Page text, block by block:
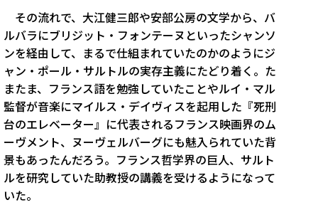
その流れで、大江健三郎や安部公房の文学から、バ
ルバラにブリジット・フォンテーヌといったシャンソ
ンを経由して、まるで仕組まれていたのかのようにジ
ャン・ポール・サルトルの実存主義にたどり着く。た
またま、フランス語を勉強していたことやルイ・マル
監督が音楽にマイルス・デイヴィスを起用した『死刑
台のエレベーター』に代表されるフランス映画界のム
ーヴメント、ヌーヴェルバーグにも魅入られていた背
景もあったんだろう。フランス哲学界の巨人、サルト
ルを研究していた助教授の講義を受けるようになって
いた。